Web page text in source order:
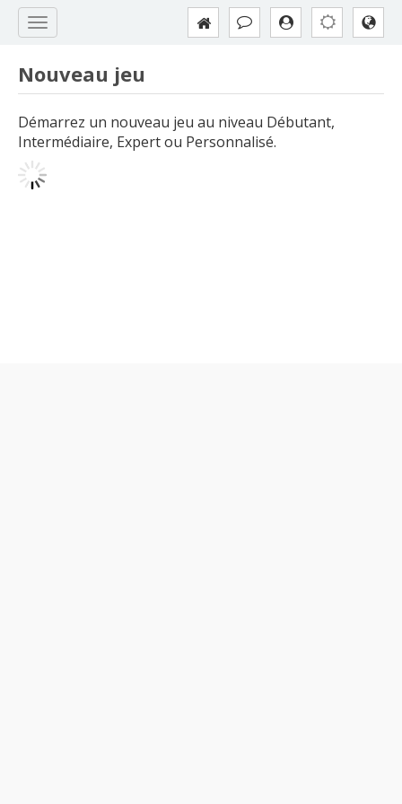
Nouveau jeu
Démarrez un nouveau jeu au niveau Débutant,
Intermédiaire, Expert ou Personnalisé.